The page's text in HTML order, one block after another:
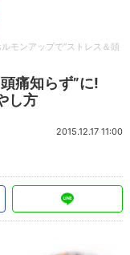
モンアップで“ストレス＆頭
痛知らず”に!
し方
2015.12.17 11:00